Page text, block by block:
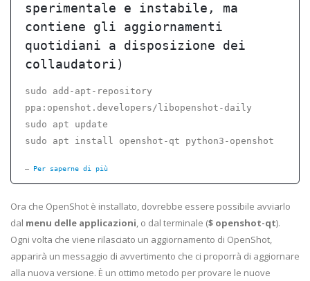
sperimentale e instabile, ma
contiene gli aggiornamenti
quotidiani a disposizione dei
collaudatori)
sudo add-apt-repository
ppa:openshot.developers/libopenshot-daily
sudo apt update
sudo apt install openshot-qt python3-openshot
Per saperne di più
Ora che OpenShot è installato, dovrebbe essere possibile avviarlo
dal menu delle applicazioni, o dal terminale ($ openshot-qt).
Ogni volta che viene rilasciato un aggiornamento di OpenShot,
apparirà un messaggio di avvertimento che ci proporrà di aggiornare
alla nuova versione. È un ottimo metodo per provare le nuove